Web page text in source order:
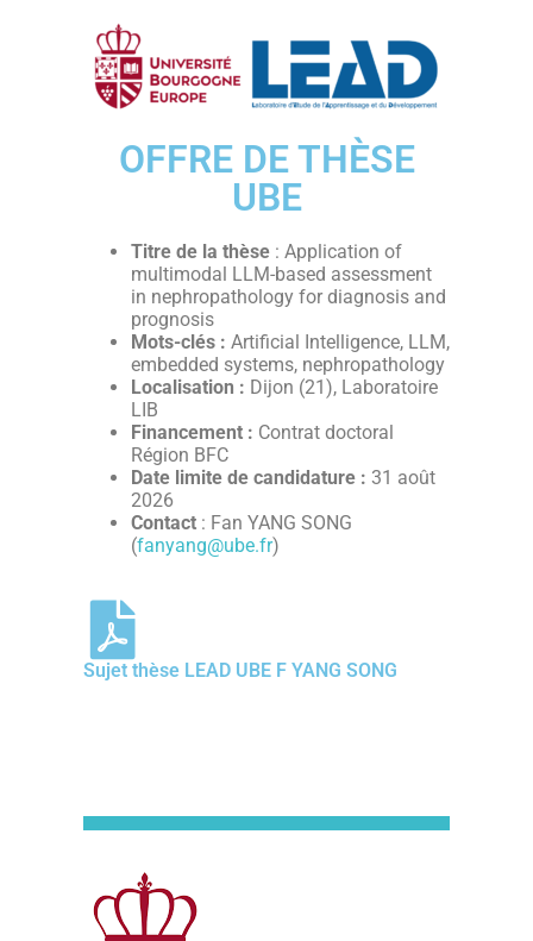
OFFRE DE THÈSE
UBE
Titre de la thèse : Application of
multimodal LLM-based assessment
in nephropathology for diagnosis and
prognosis
Mots-clés : Artificial Intelligence, LLM,
embedded systems, nephropathology
Localisation : Dijon (21), Laboratoire
LIB
Financement : Contrat doctoral
Région BFC
Date limite de candidature : 31 août
2026
Contact : Fan YANG SONG
(fanyang@ube.fr)
Sujet thèse LEAD UBE F YANG SONG